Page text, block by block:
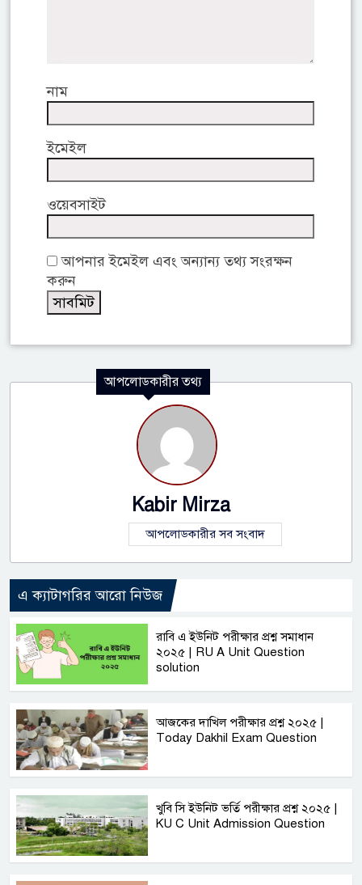
নাম
ইমেইল
ওয়েবসাইট
আপনার ইমেইল এবং অন্যান্য তথ্য সংরক্ষন
করুন
আপলোডকারীর তথ্য
Kabir Mirza
আপলোডকারীর সব সংবাদ
এ ক্যাটাগরির আরো নিউজ
রাবি এ ইউনিট পরীক্ষার প্রশ্ন সমাধান
২০২৫ | RU A Unit Question
solution
আজকের দাখিল পরীক্ষার প্রশ্ন ২০২৫ |
Today Dakhil Exam Question
খুবি সি ইউনিট ভর্তি পরীক্ষার প্রশ্ন ২০২৫ |
KU C Unit Admission Question